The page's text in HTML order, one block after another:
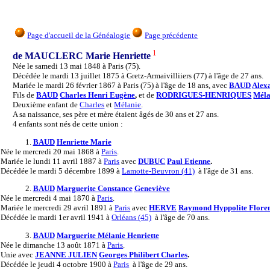
Page d'accueil de la Généalogie Page précédente
de MAUCLERC Marie Henriette 1
Née le samedi 13 mai 1848 à Paris (75).
Décédée le mardi 13 juillet 1875 à Gretz-Armaivilliiers (77) à l'âge de 27 ans.
Mariée le mardi 26 février 1867 à Paris (75) à l'âge de 18 ans, avecBAUD
Fils deBAUD Charles Henri Eugène,et deRODRIGUES-HENRIQUES
Deuxième enfant deCharles etMélanie.
A sa naissance, ses père et mère étaient âgés de 30 ans et 27 ans.
4 enfants sont nés de cette union :
1. BAUD Henriette Marie
Née le mercredi 20 mai 1868 àParis
Mariée le lundi 11 avril 1887 àParis avecDUBUC Paul Etienne.
Décédée le mardi 5 décembre 1899 àLamotte-Beuvron (41) à l'âge de 31 ans.
2. BAUD Marguerite Constance Geneviève
Née le mercredi 4 mai 1870 àParis.
Mariée le mercredi 29 avril 1891 àParis avecHERVE Raymond Hyppolite
Décédée le mardi 1er avril 1941 àOrléans (45) à l'âge de 70 ans.
3. BAUD Marguerite Mélanie Henriette
Née le dimanche 13 août 1871 àParis
Unie avecJEANNE JULIEN Georges Philibert Charles.
Décédée le jeudi 4 octobre 1900 àParis à l'âge de 29 ans.